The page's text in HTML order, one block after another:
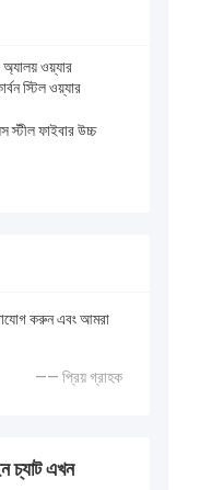
অ্যালয় ওয়্যার
স্টিল ওয়্যার
স্টীল ফাইবার উচ্চ
করুন এবং আমরা
—— প্রিয় গ্রাহক
চ্যাট এখন